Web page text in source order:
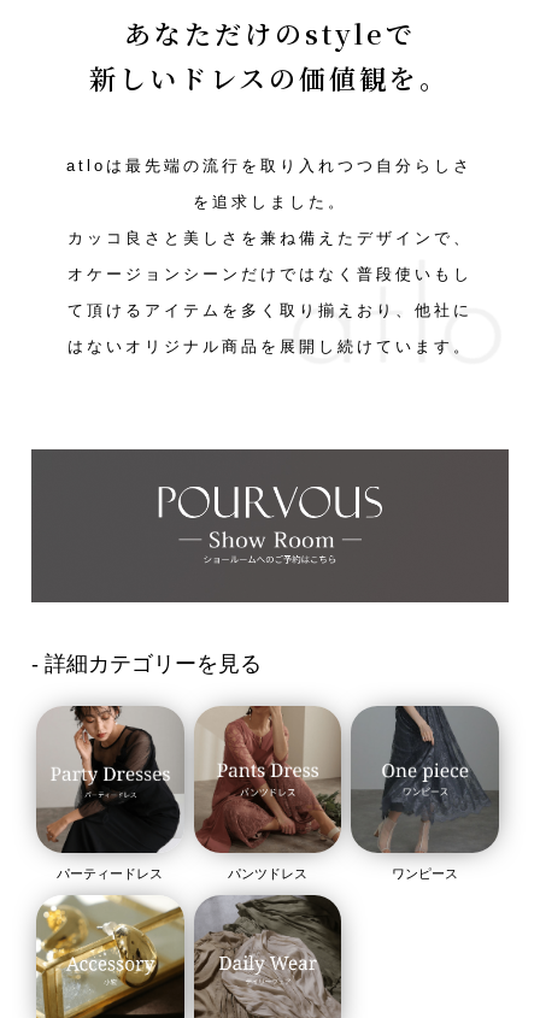
あなただけのstyleで
新しいドレスの価値観を。
atloは最先端の流行を取り入れつつ自分らしさ
を追求しました。
カッコ良さと美しさを兼ね備えたデザインで、
オケージョンシーンだけではなく普段使いもし
て頂けるアイテムを多く取り揃えおり、他社に
はないオリジナル商品を展開し続けています。
- 詳細カテゴリーを見る
パーティードレス パンツドレス ワンピース